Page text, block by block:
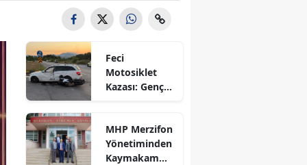
Bingöl
Bitlis
Bolu
Burdur
Çanakkale
Feci
Motosiklet
Kazası: Genç
Kaybetti
MHP Merzifon
Yönetiminden
Kaymakam